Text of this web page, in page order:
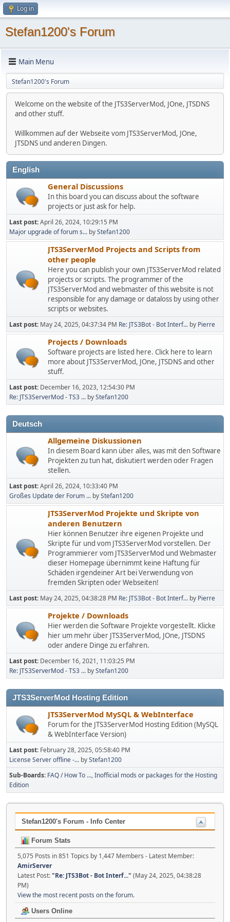
Log in
Stefan1200's Forum
Main Menu
Stefan1200's Forum
Welcome on the website of the JTS3ServerMod, JOne, JTSDNS
and other stuff.
Willkommen auf der Webseite vom JTS3ServerMod, JOne,
JTSDNS und anderen Dingen.
English
General Discussions
In this board you can discuss about the software
projects or just ask for help.
Last post:April 26, 2024, 10:29:15 PM
Major upgrade of forum s... byStefan1200
JTS3ServerMod Projects and Scripts from
other people
Here you can publish your own JTS3ServerMod related
projects or scripts. The programmer of the
JTS3ServerMod and webmaster of this website is not
responsible for any damage or dataloss by using other
scripts or websites.
Last post: May 24, 2025, 04:37:34 PM Re: JTS3Bot - Bot Interf... by Pierre
Projects / Downloads
Software projects are listed here. Click here to learn
more about JTS3ServerMod, JOne, JTSDNS and other
stuff.
Last post: December 16, 2023, 12:54:30 PM
Re: JTS3ServerMod - TS3 ... byStefan1200
Deutsch
Allgemeine Diskussionen
In diesem Board kann über alles, was mit den Software
Projekten zu tun hat, diskutiert werden oder Fragen
stellen.
Last post:April 26, 2024, 10:33:40 PM
Großes Update der Forum ... byStefan1200
JTS3ServerMod Projekte und Skripte von
anderen Benutzern
Hier können Benutzer ihre eigenen Projekte und
Skripte für und vom JTS3ServerMod vorstellen. Der
Programmierer vom JTS3ServerMod und Webmaster
dieser Homepage übernimmt keine Haftung für
Schäden irgendeiner Art bei Verwendung von
fremden Skripten oder Webseiten!
Last post: May 24, 2025, 04:38:28 PM Re: JTS3Bot - Bot Interf... by Pierre
Projekte / Downloads
Hier werden die Software Projekte vorgestellt. Klicke
hier um mehr über JTS3ServerMod, JOne, JTSDNS
oder andere Dinge zu erfahren.
Last post: December 16, 2021, 11:03:25 PM
Re: JTS3ServerMod - TS3 ... byStefan1200
JTS3ServerMod Hosting Edition
JTS3ServerMod MySQL & WebInterface
Forum for the JTS3ServerMod Hosting Edition (MySQL
& WebInterface Version)
Last post: February 28, 2025, 05:58:40 PM
License Server offline -... byStefan1200
Sub-Boards FAQ / How To ... Inofficial mods or packages for the Hosting
Edition
Stefan1200's Forum - Info Center
Forum Stats
5,075 Posts in 851 Topics by 1,447 Members - Latest Member:
AmirServer
Latest Post:"Re: JTS3Bot - Bot Interf..." (May 24, 2025, 04:38:28
PM)
View the most recent posts on the forum.
Users Online